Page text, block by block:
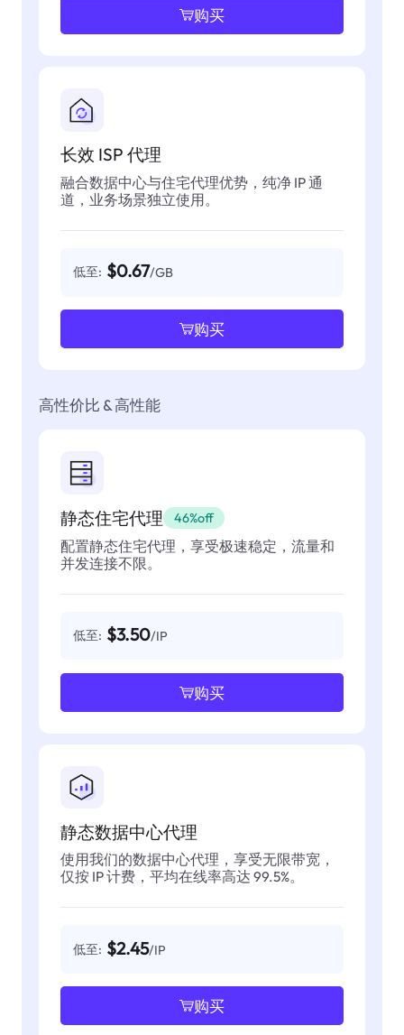
购买
长效 ISP 代理
融合数据中心与住宅代理优势，纯净 IP 通
道，业务场景独立使用。
低至: $0.67/GB
购买
高性价比 & 高性能
静态住宅代理 46%off
配置静态住宅代理，享受极速稳定，流量和
并发连接不限。
低至: $3.50/IP
购买
静态数据中心代理
使用我们的数据中心代理，享受无限带宽，
仅按 IP 计费，平均在线率高达 99.5%。
低至: $2.45/IP
购买